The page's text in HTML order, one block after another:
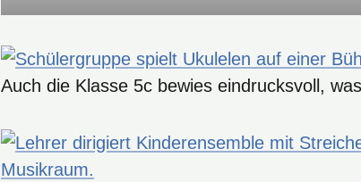
Auch die Klasse 5c bewies eindrucksvoll,